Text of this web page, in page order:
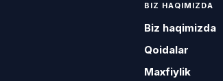
BIZ HAQIMIZDA
Biz haqimizda
Qoidalar
Maxfiylik